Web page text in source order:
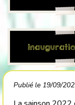
Publié le 19/09/